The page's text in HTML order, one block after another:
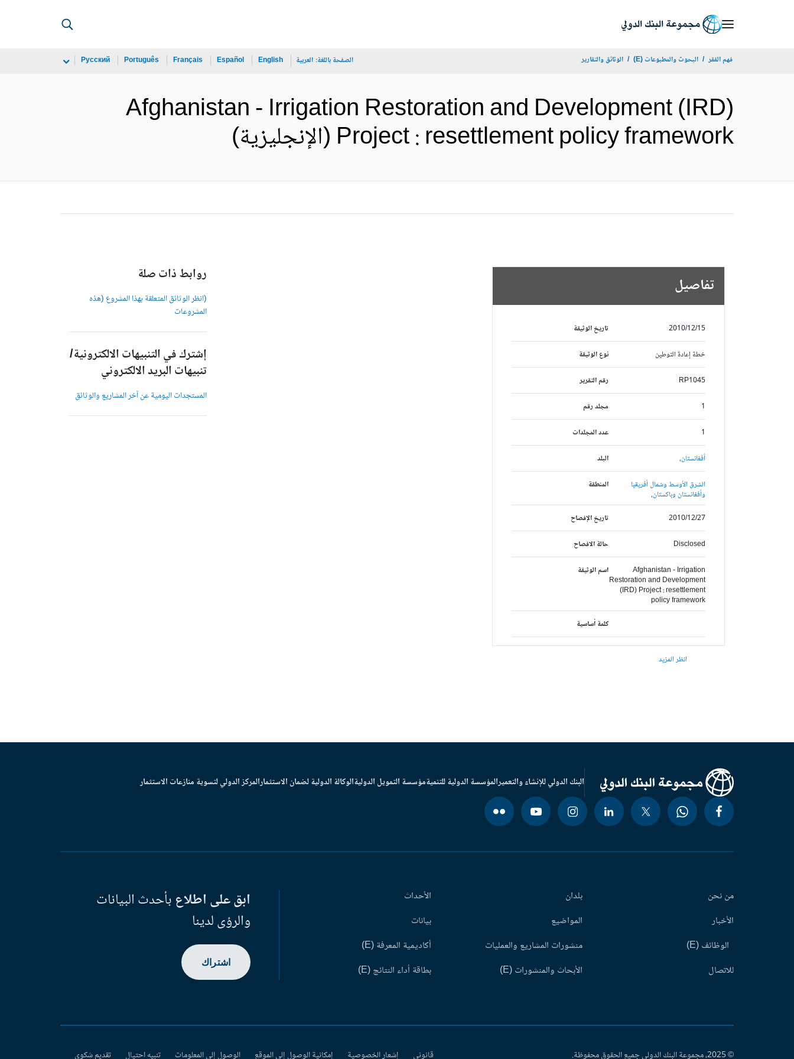
فهم الفقر البحوث والمطبوعات (E) الوثائق والتقارير الصفحة باللغة: العربية English
Español
Français
Português
Русский
Afghanistan - Irrigation Restoration and Development (IRD)
Project : resettlement policy framework (الإنجليزية)
تفاصيل
تاريخ الوثيقة 2010/12/15
نوع الوثيقة خطة إعادة التوطين
رقم التقرير RP1045
مجلد رقم 1
عدد المجلدات 1
البلد أفغانستان,
المنطقة
الشرق الأوسط وشمال أفريقيا
وأفغانستان وباكستان,
تاريخ الإفصاح
2010/12/27
حالة الافصاح Disclosed
اسم الوثيقة
Afghanistan - Irrigation
Restoration and Development
(IRD) Project : resettlement
policy framework
كلمة أساسية
انظر المزيد
روابط ذات صلة
(انظر الوثائق المتعلقة بهذا المشروع (هذه
المشروعات
إشترك في التنبيهات الالكترونية/
تنبيهات البريد الالكتروني
المستجدات اليومية عن آخر المشاريع والوثائق
البنك الدولي للإنشاء والتعميرالمؤسسة الدولية للتنميةمؤسسة التمويل الدوليةالوكالة الدولية لضمان الاستثمارالمركز الدولي لتسوية منازعات الاستثمار
من نحن
الأخبار
الوظائف (E)
للاتصال
بلدان
المواضيع
منشورات المشاريع والعمليات
الأبحاث والمنشورات (E)
الأحداث
بيانات
أكاديمية المعرفة (E)
بطاقة أداء النتائج (E)
ابق على اطلاعبأحدث البيانات
والرؤى لدينا
اشتراك
© 2025، مجموعة البنك الدولي جميع الحقوق محفوظة. قانوني إشعار الخصوصية إمكانية الوصول إلى الموقع الوصول إلى المعلومات تنبيه احتيال تقديم شكوى